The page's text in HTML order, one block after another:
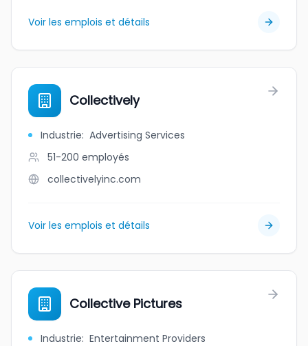
Voir les emplois et détails
Collectively
Industrie: Advertising Services
51-200 employés
collectivelyinc.com
Voir les emplois et détails
Collective Pictures
Industrie: Entertainment Providers